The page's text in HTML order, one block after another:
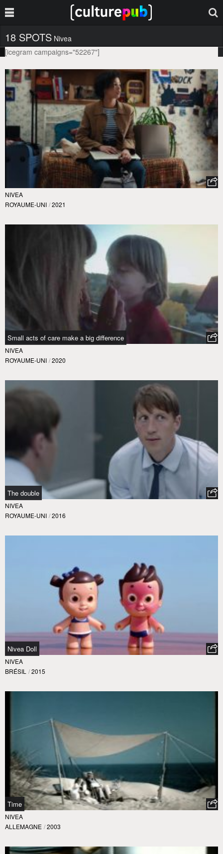
18 SPOTS Nivea
[icegram campaigns="52267"]
NIVEA
ROYAUME-UNI / 2021
Small acts of care make a big difference
NIVEA
ROYAUME-UNI / 2020
The double
NIVEA
ROYAUME-UNI / 2016
Nivea Doll
NIVEA
BRÉSIL / 2015
Time
NIVEA
ALLEMAGNE / 2003